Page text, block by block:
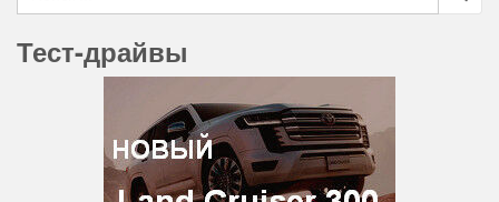
Тест-драйвы